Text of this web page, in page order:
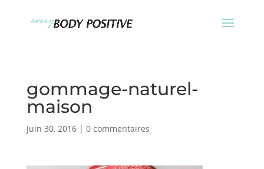
gommage-naturel-
maison
Juin 30, 2016| 0 commentaires